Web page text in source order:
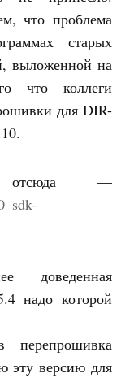
что проблема
старых
выложенной на
что коллеги
для DIR-
—
доведенная
надо которой
перепрошивка
эту версию для